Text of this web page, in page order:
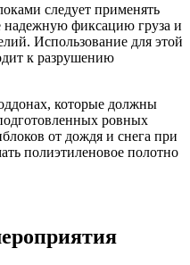
следует применять
фиксацию груза и
Использование для этой
к разрушению
которые должны
ровных
от дождя и снега при
полиэтиленовое полотно